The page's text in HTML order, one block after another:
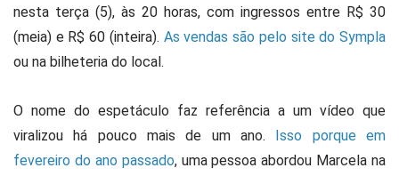
nesta terça (5), às 20 horas, com ingressos entre R$ 30
(meia) e R$ 60 (inteira). As vendas são pelo site do Sympla
ou na bilheteria do local.
O nome do espetáculo faz referência a um vídeo que
viralizou há pouco mais de um ano. Isso porque em
fevereiro do ano passado, uma pessoa abordou Marcela na